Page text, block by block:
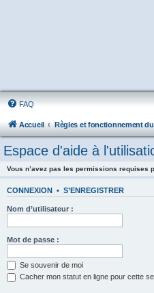
FAQ
Accueil Règles et fonctionnement
Espace d'aide à
Vous n’avez pas les permissions requises
CONNEXION • S’ENREGISTRER
Nom d’utilisateur :
Mot de passe :
Se souvenir de moi
Cacher mon statut en ligne pour cette